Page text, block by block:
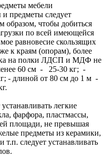
мебели
предметы следует
образом, чтобы добиться
по всей имеющейся
равновесие скользящих
к краям (опорам), более
на полки ЛДСП и МДФ не
60 см - 25-30 кг; -
- длиной от 80 см до 1 м -
легкие
фарфора, пластмассы,
площади, не превышая
предметы из керамики,
т.п. следует устанавливать